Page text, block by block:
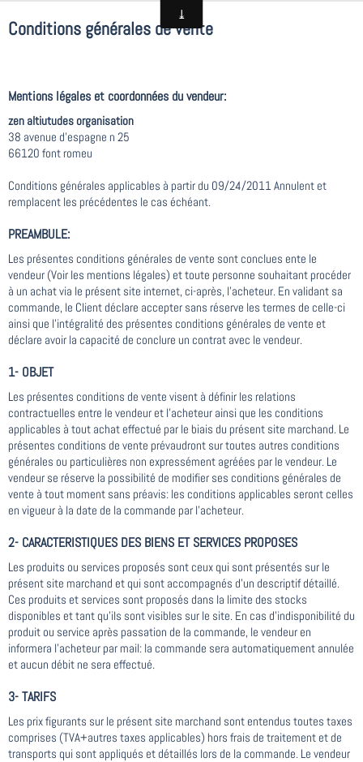
Conditions générales de vente
Mentions légales et coordonnées du vendeur:
zen altiutudes organisation
38 avenue d'espagne n 25
66120 font romeu
Conditions générales applicables à partir du 09/24/2011 Annulent et
remplacent les précédentes le cas échéant.
PREAMBULE:
Les présentes conditions générales de vente sont conclues ente le
vendeur (Voir les mentions légales) et toute personne souhaitant procéder
à un achat via le présent site internet, ci-après, l'acheteur. En validant sa
commande, le Client déclare accepter sans réserve les termes de celle-ci
ainsi que l'intégralité des présentes conditions générales de vente et
déclare avoir la capacité de conclure un contrat avec le vendeur.
1- OBJET
Les présentes conditions de vente visent à définir les relations
contractuelles entre le vendeur et l'acheteur ainsi que les conditions
applicables à tout achat effectué par le biais du présent site marchand. Le
présentes conditions de vente prévaudront sur toutes autres conditions
générales ou particulières non expressément agréées par le vendeur. Le
vendeur se réserve la possibilité de modifier ses conditions générales de
vente à tout moment sans préavis: les conditions applicables seront celles
en vigueur à la date de la commande par l'acheteur.
2- CARACTERISTIQUES DES BIENS ET SERVICES PROPOSES
Les produits ou services proposés sont ceux qui sont présentés sur le
présent site marchand et qui sont accompagnés d'un descriptif détaillé.
Ces produits et services sont proposés dans la limite des stocks
disponibles et tant qu'ils sont visibles sur le site. En cas d'indisponibilité du
produit ou service après passation de la commande, le vendeur en
informera l'acheteur par mail: la commande sera automatiquement annulée
et aucun débit ne sera effectué.
3- TARIFS
Les prix figurants sur le présent site marchand sont entendus toutes taxes
comprises (TVA+autres taxes applicables) hors frais de traitement et de
transports qui sont appliqués et détaillés lors de la commande. Le vendeur